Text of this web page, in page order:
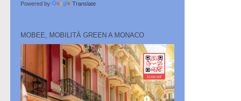
Powered by Translate
MOBEE, MOBILITÀ GREEN A MONACO